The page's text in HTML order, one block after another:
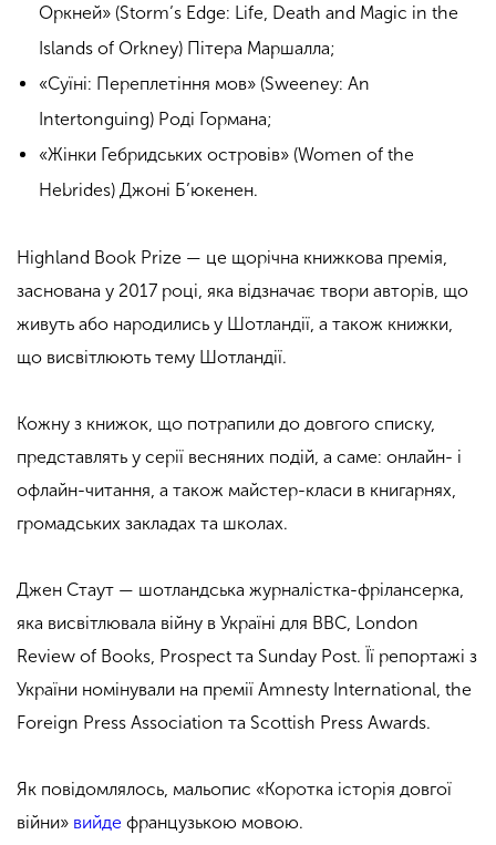
Оркней» (Storm’s Edge: Life, Death and Magic in the
Islands of Orkney) Пітера Маршалла;
«Суїні: Переплетіння мов» (Sweeney: An
Intertonguing) Роді Гормана;
«Жінки Гебридських островів» (Women of the
Hebrides) Джоні Б’юкенен.
Highland Book Prize — це щорічна книжкова премія,
заснована у 2017 році, яка відзначає твори авторів, що
живуть або народились у Шотландії, а також книжки,
що висвітлюють тему Шотландії.
Кожну з книжок, що потрапили до довгого списку,
представлять у серії весняних подій, а саме: онлайн- і
офлайн-читання, а також майстер-класи в книгарнях,
громадських закладах та школах.
Джен Стаут — шотландська журналістка-фрілансерка,
яка висвітлювала війну в Україні для BBC, London
Review of Books, Prospect та Sunday Post. Її репортажі з
України номінували на премії Amnesty International, the
Foreign Press Association та Scottish Press Awards.
Як повідомлялось, мальопис «Коротка історія довгої
війни» вийде французькою мовою.